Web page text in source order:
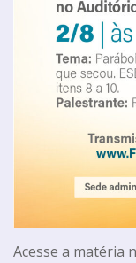
Acesse a matéria